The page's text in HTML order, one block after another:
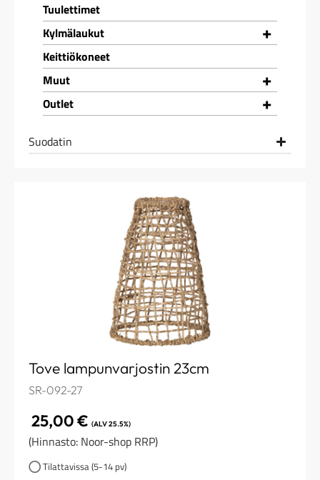
Tuulettimet
+
Kylmälaukut
Keittiökoneet
+
Muut
+
Outlet
Suodatin
Tove lampunvarjostin 23cm
SR-092-27
25,00€ (ALV 25.5%)
(Hinnasto: Noor-shop RRP)
Tilattavissa (5-14 pv)